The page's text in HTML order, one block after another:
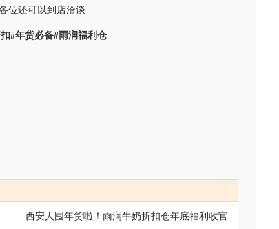
位还可以到店洽谈
#年货必备#雨润福利仓
西安人囤年货啦！雨润牛奶折扣仓年底福利收官